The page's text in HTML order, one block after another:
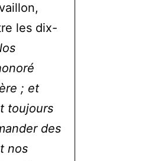
les dix-
; et
toujours
des
nos